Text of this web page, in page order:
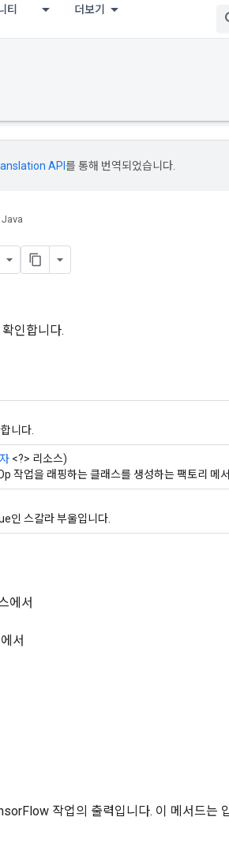
티 더보기
API 를 통해 번역되었습니다.
Java
인합니다.
니다.
<?> 리소스)
작업을 래핑하는 클래스를 생성하는 팩토리 메
인 스칼라 부울입니다.
에서
에서
작업의 출력입니다. 이 메서드는